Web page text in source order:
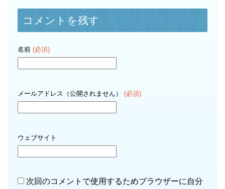
コメントを残す
名前 (必須)
メールアドレス（公開されません） (必須)
ウェブサイト
次回のコメントで使用するためブラウザーに自分